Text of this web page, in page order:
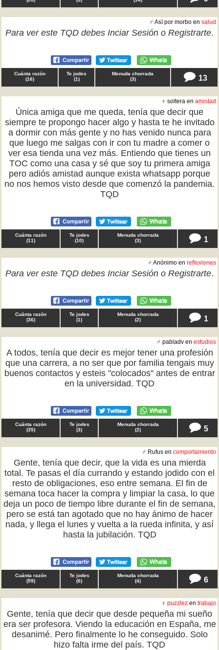
♂ Así por morbo en salud
Para ver este TQD debes Inciar Sesión o Registrarte.
Cuánta razón
(16)
Te jodes
(1)
Menuda chorrada
(3) 13
♀ soltera en amistad
Única amiga que me queda, tenía que decir que
siempre te propongo hacer algo y hasta te he invitado
a dormir con más gente y no has venido nunca para
que luego me salgas con ir con tu madre a comer o
ver esa tienda una vez más. Entiendo que tienes un
TOC como una casa y sé que soy tu primera amiga
pero adiós amistad aunque exista whatsapp porque
no nos hemos visto desde que comenzó la pandemia.
TQD
Cuánta razón
(11)
Te jodes
(10)
Menuda chorrada
(3) 1
♂ Anónimo en reflexiones
Para ver este TQD debes Inciar Sesión o Registrarte.
Cuánta razón
(36)
Te jodes
(1)
Menuda chorrada
(2) 1
♂ pabladv en estudios
A todos, tenía que decir es mejor tener una profesión
que una carrera, a no ser que por familia tengais muy
buenos contactos y esteis "colocados" antes de entrar
en la universidad. TQD
Cuánta razón
(35)
Te jodes
(3)
Menuda chorrada
(2) 5
♂ Rufus en comportamiento
Gente, tenía que decir, que la vida es una mierda
total. Te pasas el día currando y estando jodido con el
resto de obligaciones, eso entre semana. El fin de
semana toca hacer la compra y limpiar la casa, lo que
deja un poco de tiempo libre durante el fin de semana,
pero se está tan agotado que no hay ánimo de hacer
nada, y llega el lunes y vuelta a la rueda infinita, y así
hasta la jubilación. TQD
Cuánta razón
(59)
Te jodes
(6)
Menuda chorrada
(4) 6
♀ puzzlez en trabajo
Gente, tenía que decir que desde pequeña mi sueño
era ser profesora. Viendo la educación en España, me
desanimé. Pero finalmente lo he conseguido. Solo
hizo falta irme del país. TQD